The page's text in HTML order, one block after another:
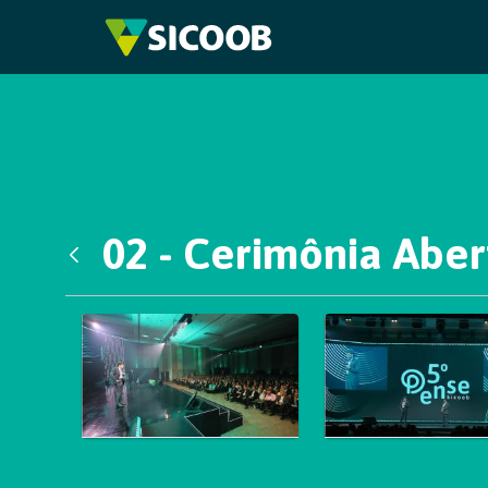
Pular para o Conteúdo principal
02 - Cerimônia
Galeria de Mídias